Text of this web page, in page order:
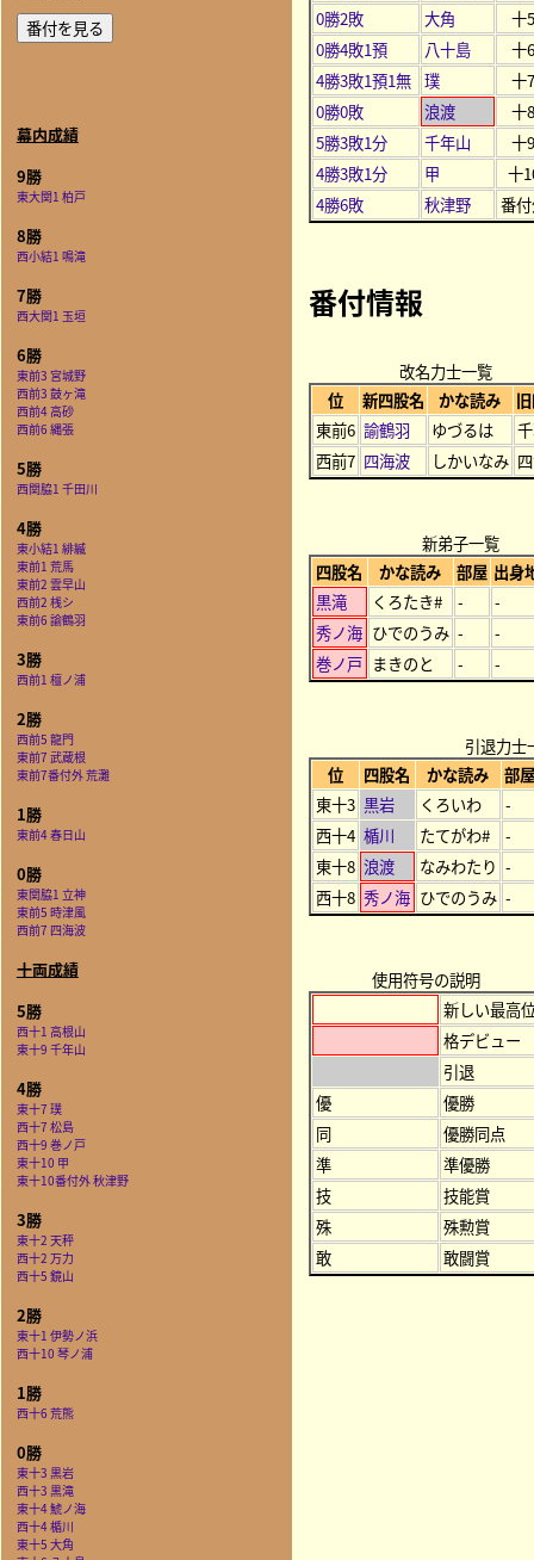
幕内成績
9勝
東大関1 柏戸
8勝
西小結1 鳴滝
7勝
西大関1 玉垣
6勝
東前3 宮城野
西前3 鼓ヶ滝
西前4 高砂
西前6 縄張
5勝
西関脇1 千田川
4勝
東小結1 緋縅
東前1 荒馬
東前2 雲早山
西前2 桟シ
東前6 諭鶴羽
3勝
西前1 檀ノ浦
2勝
西前5 龍門
東前7 武蔵根
東前7番付外 荒灘
1勝
東前4 春日山
0勝
東関脇1 立神
東前5 時津風
西前7 四海波
十両成績
5勝
西十1 高根山
東十9 千年山
4勝
東十7 璞
西十7 松島
西十9 巻ノ戸
東十10 甲
東十10番付外 秋津野
3勝
東十2 天秤
西十2 万力
西十5 鏡山
2勝
東十1 伊勢ノ浜
西十10 琴ノ浦
1勝
西十6 荒熊
0勝
東十3 黒岩
西十3 黒滝
東十4 鯱ノ海
西十4 楯川
東十5 大角
0勝2敗
大角
十
0勝4敗1預
八十島
十
4勝3敗1預1無 璞
十
0勝0敗
浪渡
十
5勝3敗1分
千年山
十
4勝3敗1分
甲
十
4勝6敗
秋津野 番
番付情報
改名力士一覧
位
新四股名 かな読み
東前6 諭鶴羽 ゆづるは
西前7 四海波 しかいなみ
新弟子一覧
四股名
かな読み 部屋 出身
黒滝
くろたき# -
-
秀ノ海 ひでのうみ -
-
巻ノ戸 まきのと - -
引退力士
位
四股名 かな読み
部屋
東十3 黒岩 くろいわ
-
西十4 楯川 たてがわ#
-
東十8 浪渡 なみわたり -
西十8 秀ノ海 ひでのうみ -
使用符号の説明
新しい最高
格デビュー
引退
優
優勝
同
優勝同点
準
準優勝
技
技能賞
殊
殊勲賞
敢
敢闘賞